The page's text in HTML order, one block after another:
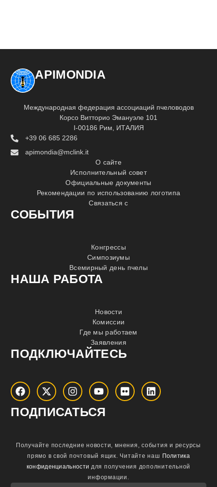
APIMONDIA
Международная федерация ассоциаций пчеловодов
Корсо Витторио Эмануэле 101
I-00186 Рим, ИТАЛИЯ
+39 06 685 2286
apimondia@mclink.it
О сайте
Исполнительный совет
Официальные документы
Рекомендации по использованию логотипа
Связаться с
СОБЫТИЯ
Конгрессы
Симпозиумы
Всемирный день пчелы
НАША РАБОТА
Новости
Комиссии
Где мы работаем
Заявления
ПОДКЛЮЧАЙТЕСЬ
ПОДПИСАТЬСЯ
Получайте последние новости, мнения, события и ресурсы
прямо в свой почтовый ящик. Читайте наш Политика
конфиденциальности для получения дополнительной
информации.